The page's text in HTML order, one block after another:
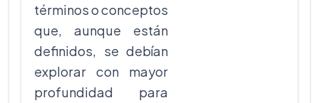
términos o conceptos
que, aunque están
definidos, se debían
explorar con mayor
profundidad para